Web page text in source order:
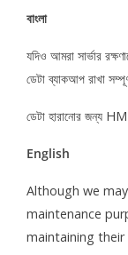
বাংলা
যদিও আমরা সার্ভার
ডেটা ব্যাকআপ রাখা
ডেটা হারানোর জন্য
English
Although we
maintenance
maintaining their